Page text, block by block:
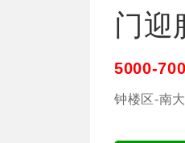
门迎
5000-
钟楼区-南